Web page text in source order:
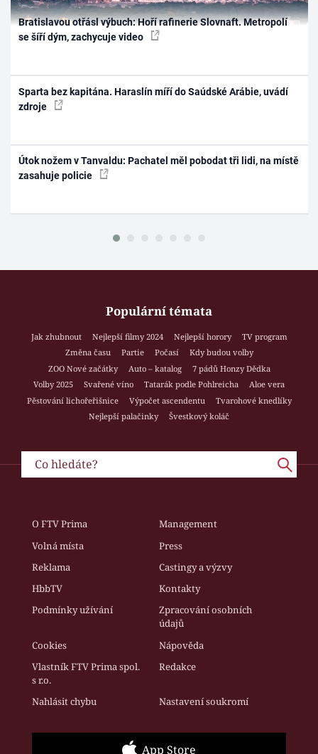
Bratislavou otřásl výbuch: Hoří rafinerie Slovnaft. Metropolí
se šíří dým, zachycuje video
Sparta bez kapitána. Haraslín míří do Saúdské Arábie, uvádí
zdroje
Útok nožem v Tanvaldu: Pachatel měl pobodat tři lidi, na místě
zasahuje policie
Populární témata
Jak zhubnout Nejlepší filmy 2024 Nejlepší horory
TV program
Změna času
Partie Počasí
Kdy budou volby
ZOO Nové začátky
Auto – katalog
7 pádů Honzy Dědka
Volby 2025
Svařené víno Tatarák podle Pohlreicha
Aloe vera
Pěstování lichořeřišnice
Výpočet ascendentu
Tvarohové knedlíky
Nejlepší palačinky
Švestkový koláč
O FTV Prima
Management
Volná místa
Press
Reklama
Castingy a výzvy
HbbTV
Kontakty
Podmínky užívání
Zpracování osobních
údajů
Cookies
Nápověda
Vlastník FTV Prima spol.
s r.o.
Redakce
Nahlásit chybu Nastavení soukromí
App Store